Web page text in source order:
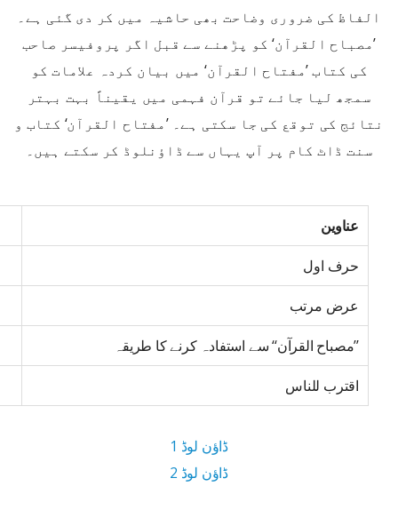
الفاظ کی ضروری وضاحت بھی حاشیہ میں کر دی گئی ہے۔
’مصباح القرآن‘ کو پڑھنے سے قبل اگر پروفیسر صاحب
کی کتاب ’مفتاح القرآن‘ میں بیان کردہ علامات کو
سمجھ لیا جائے تو قرآن فہمی میں یقیناً بہت بہتر
نتائج کی توقع کی جا سکتی ہے۔ ’مفتاح القرآن‘ کتاب و
سنت ڈاٹ کام پر آپ یہاں سے ڈاؤنلوڈ کر سکتے ہیں۔
عناوین
حرف اول
عرض مرتب
’’مصباح القرآن‘‘ سے استفادہ کرنے کا طریقہ
اقترب للناس
ڈاؤن لوڈ 1
ڈاؤن لوڈ 2